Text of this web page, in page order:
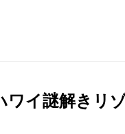
ワイ謎解きリ